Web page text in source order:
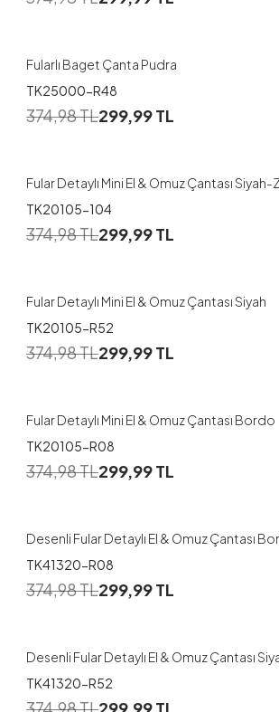
Fularlı Baget Çanta Pudra
TK25000-R48
374,98TL299,99TL
Fular Detaylı Mini El & Omuz Çantası
TK20105-104
374,98TL299,99TL
Fular Detaylı Mini El & Omuz Çantası Siyah
TK20105-R52
374,98TL299,99TL
Fular Detaylı Mini El & Omuz Çantası Bordo
TK20105-R08
374,98TL299,99TL
Desenli Fular Detaylı El & Omuz Çantası
TK41320-R08
374,98TL299,99TL
Desenli Fular Detaylı El & Omuz Çantası
TK41320-R52
374,98TL299,99TL